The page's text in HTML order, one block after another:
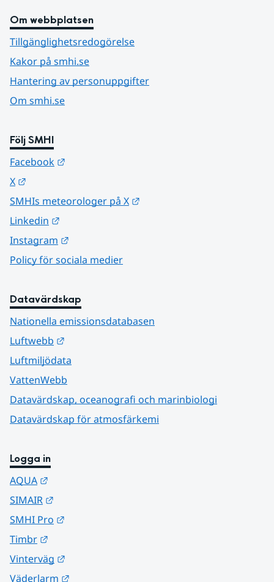
Om webbplatsen
Tillgänglighetsredogörelse
Kakor på smhi.se
Hantering av personuppgifter
Om smhi.se
Följ SMHI
Facebook
X
SMHIs meteorologer på X
Linkedin
Instagram
Policy för sociala medier
Datavärdskap
Nationella emissionsdatabasen
Luftwebb
Luftmiljödata
VattenWebb
Datavärdskap, oceanografi och marinbiologi
Datavärdskap för atmosfärkemi
Logga in
AQUA
SIMAIR
SMHI Pro
Timbr
Vinterväg
Väderlarm